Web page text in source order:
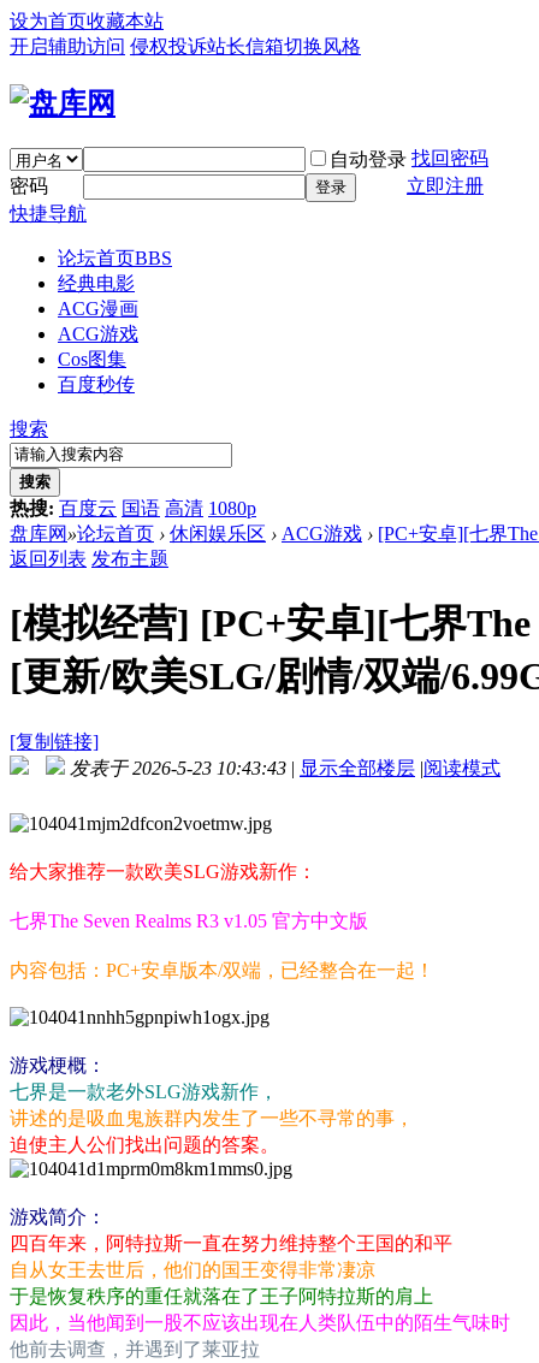
设为首页收藏本站
开启辅助访问 侵权投诉站长信箱切换风格
自动登录 找回密码
密码
登录
立即注册
快捷导航
论坛首页BBS
经典电影
ACG漫画
ACG游戏
Cos图集
百度秒传
搜索
搜索
热搜: 百度云 国语 高清 1080p
盘库网 »论坛首页 › 休闲娱乐区 › ACG游戏 › [PC+安卓][七界
返回列表 发布主题
[模拟经营] [PC+安卓][七界The
[更新/欧美SLG/剧情/双端/
[复制链接]
发表于 2026-5-23 10:43:43 | 显示全部楼层 |阅读模式
给大家推荐一款欧美SLG游戏新作：
七界The Seven Realms R3 v1.05 官方中文版
内容包括：PC+安卓版本/双端，已经整合在一起！
游戏梗概：
七界是一款老外SLG游戏新作，
讲述的是吸血鬼族群内发生了一些不寻常的事，
迫使主人公们找出问题的答案。
游戏简介：
四百年来，阿特拉斯一直在努力维持整个王国的和平
自从女王去世后，他们的国王变得非常凄凉
于是恢复秩序的重任就落在了王子阿特拉斯的肩上
因此，当他闻到一股不应该出现在人类队伍中的陌生气味时
他前去调查，并遇到了莱亚拉